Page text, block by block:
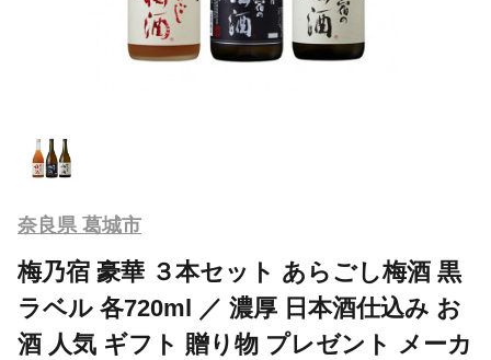
奈良県 葛城市
梅乃宿 豪華 ３本セット あらごし梅酒 黒
ラベル 各720ml ／ 濃厚 日本酒仕込み お
酒 人気 ギフト 贈り物 プレゼント メーカ